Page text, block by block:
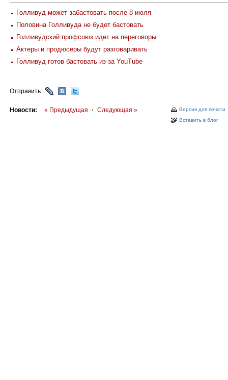
Голливуд может забастовать после 8 июля
Половина Голливуда не будет бастовать
Голливудский профсоюз идет на переговоры
Актеры и продюсеры будут разговаривать
Голливуд готов бастовать из-за YouTube
Отправить:
Версия для печати
Вставить в блог
Новости: « Предыдущая · Следующая »